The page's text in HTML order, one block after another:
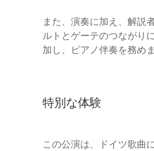
また、演奏に加え、解説
ルトとゲーテのつながり
加し、ピアノ伴奏を務めま
特別な体験
この公演は、ドイツ歌曲